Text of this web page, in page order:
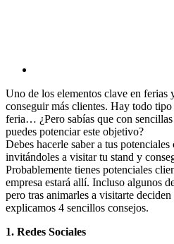
Uno de los elementos clave en ferias
conseguir más clientes. Hay todo
feria… ¿Pero sabías que con
puedes potenciar este objetivo?
Debes hacerle saber a tus
invitándoles a visitar tu stand y
Probablemente tienes potenciales
empresa estará allí. Incluso algunos
pero tras animarles a visitarte
explicamos 4 sencillos consejos.
1. Redes Sociales